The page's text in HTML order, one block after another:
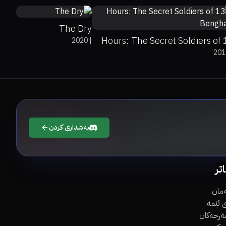
13 Hours: The Secret Soldiers of
The Dry
|
2020
بەشداری کردن
ئێمە